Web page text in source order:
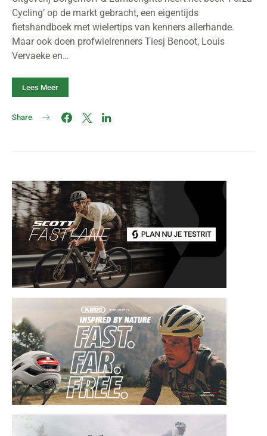
Cycling’ op de markt gebracht, een eigentijds
fietshandboek met wielertips van kenners allerhande.
Maar ook doen profwielrenners Tiesj Benoot, Louis
Vervaeke en…
Lees Meer
Share